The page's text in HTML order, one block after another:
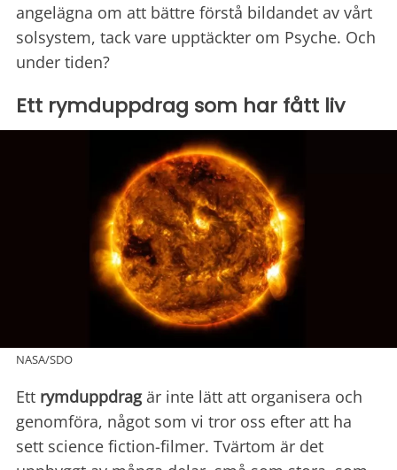
angelägna om att bättre förstå bildandet av vårt
solsystem, tack vare upptäckter om Psyche. Och
under tiden?
Ett rymduppdrag som har fått liv
NASA/SDO
Ett rymduppdragär inte lätt att organisera och
genomföra, något som vi tror oss efter att ha
sett science fiction-filmer. Tvärtom är det